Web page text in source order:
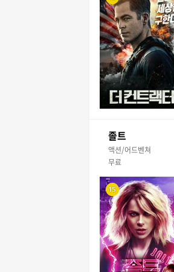
졸트
액션/어드벤쳐
무료